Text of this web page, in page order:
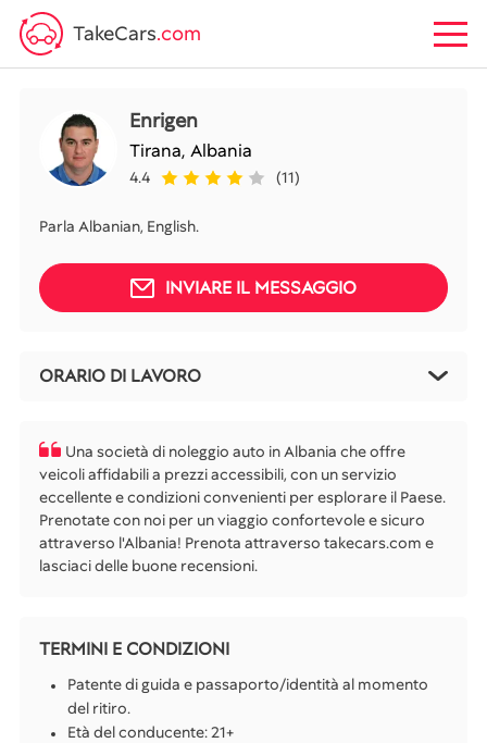
TakeCars.com
Enrigen
Tirana, Albania
4.4 (11)
Parla Albanian, English.
INVIARE IL MESSAGGIO
ORARIO DI LAVORO
Una società di noleggio auto in Albania che offre
veicoli affidabili a prezzi accessibili, con un servizio
eccellente e condizioni convenienti per esplorare il Paese.
Prenotate con noi per un viaggio confortevole e sicuro
attraverso l'Albania! Prenota attraverso takecars.com e
lasciaci delle buone recensioni.
TERMINI E CONDIZIONI
Patente di guida e passaporto/identità al momento
del ritiro.
Età del conducente: 21+